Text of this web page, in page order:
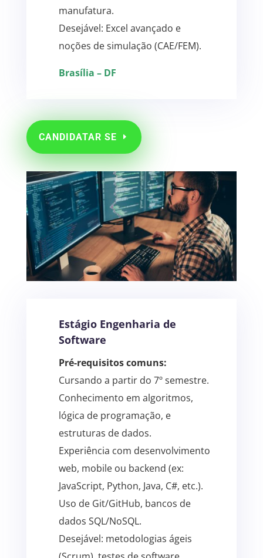
manufatura.
Desejável: Excel avançado e
noções de simulação (CAE/FEM).
Brasília – DF
CANDIDATAR SE
Estágio Engenharia de
Software
Pré-requisitos comuns:
Cursando a partir do 7º semestre.
Conhecimento em algoritmos,
lógica de programação, e
estruturas de dados.
Experiência com desenvolvimento
web, mobile ou backend (ex:
JavaScript, Python, Java, C#, etc.).
Uso de Git/GitHub, bancos de
dados SQL/NoSQL.
Desejável: metodologias ágeis